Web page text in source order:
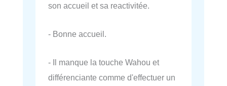
son accueil et sa reactivitée.
- Bonne accueil.
- Il manque la touche Wahou et
différenciante comme d'effectuer un